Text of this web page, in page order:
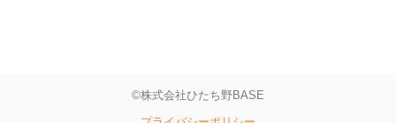
©株式会社ひたち野BASE